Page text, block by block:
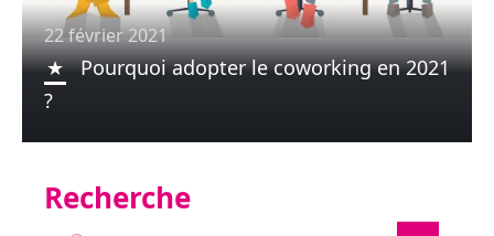
22 février 2021
Pourquoi adopter le coworking en 2021
?
Recherche